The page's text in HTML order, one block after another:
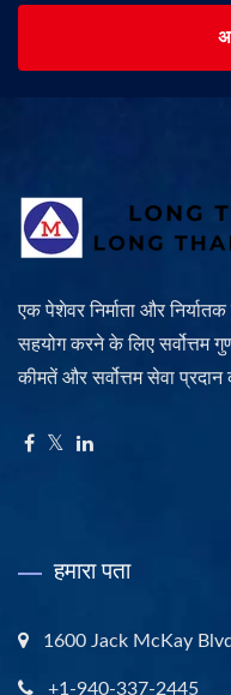
एक पेशेवर निर्माता और
सहयोग करने के लिए सर्वोत्तम
कीमतें और सर्वोत्तम सेवा
हमारा पता
1600 Jack McKay
+1-940-337-2445